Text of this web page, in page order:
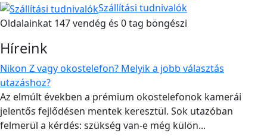
Szállítási tudnivalók
Oldalainkat 147 vendég és 0 tag böngészi
Híreink
Nikon Z vagy okostelefon? Melyik a jobb választás
utazáshoz?
Az elmúlt években a prémium okostelefonok kamerái
jelentős fejlődésen mentek keresztül. Sok utazóban
felmerül a kérdés: szükség van-e még külön...